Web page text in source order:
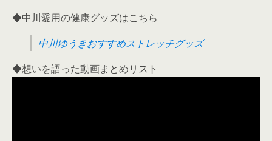
◆中川愛用の健康グッズはこちら
中川ゆうきおすすめストレッチグッズ
◆想いを語った動画まとめリスト